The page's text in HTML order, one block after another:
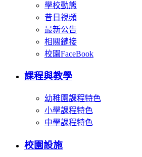
學校動態
昔日視頻
最新公告
相關鏈接
校園FaceBook
課程與教學
幼稚園課程特色
小學課程特色
中學課程特色
校園設施